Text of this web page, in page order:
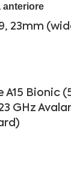
anteriore
23mm
A15 Bionic
GHz